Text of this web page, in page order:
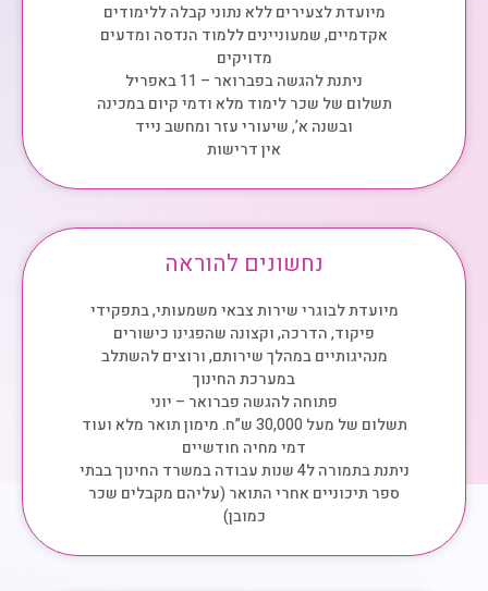
מיועדת לצעירים ללא נתוני קבלה ללימודים
אקדמיים, שמעוניינים ללמוד הנדסה ומדעים
מדויקים
ניתנת להגשה בפברואר – 11 באפריל
תשלום של שכר לימוד מלא ודמי קיום במכינה
ובשנה א’, שיעורי עזר ומחשב נייד
אין דרישות
נחשונים להוראה
מיועדת לבוגרי שירות צבאי משמעותי, בתפקידי
פיקוד, הדרכה, וקצונה שהפגינו כישורים
מנהיגותיים במהלך שירותם, ורוצים להשתלב
במערכת החינוך
פתוחה להגשה פברואר – יוני
תשלום של מעל 30,000 ש”ח. מימון תואר מלא ועוד
דמי מחיה חודשיים
ניתנת בתמורה ל4 שנות עבודה במשרד החינוך בבתי
ספר תיכוניים אחרי התואר (עליהם מקבלים שכר
כמובן)